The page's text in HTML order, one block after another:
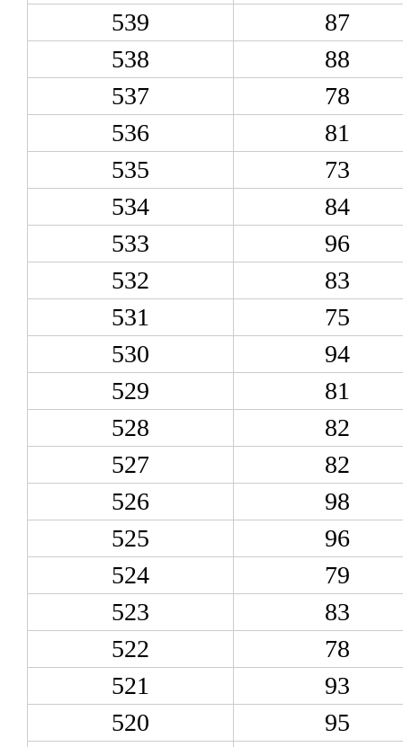
539
87
538
88
537
78
536
81
535
73
534
84
533
96
532
83
531
75
530
94
529
81
528
82
527
82
526
98
525
96
524
79
523
83
522
78
521
93
520
95